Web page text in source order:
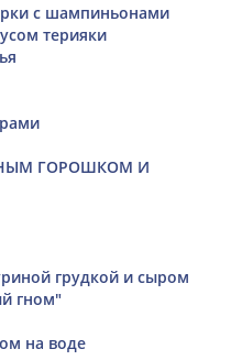
с шампиньонами
терияки
ГОРОШКОМ И
грудкой и сыром
гном"
на воде